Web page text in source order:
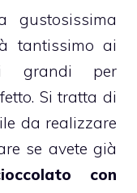
gustosissima
tantissimo ai
grandi per
Si tratta di
da realizzare
se avete già
con